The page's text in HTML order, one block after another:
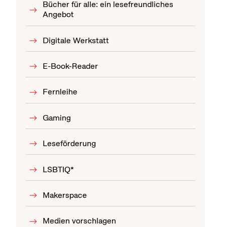
Bücher für alle: ein lesefreundliches
Angebot
Digitale Werkstatt
E-Book-Reader
Fernleihe
Gaming
Leseförderung
LSBTIQ*
Makerspace
Medien vorschlagen